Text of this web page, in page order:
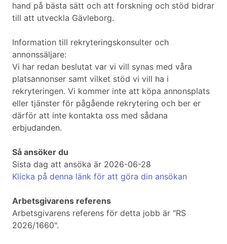
hand på bästa sätt och att forskning och stöd bidrar
till att utveckla Gävleborg.
Information till rekryteringskonsulter och
annonssäljare:
Vi har redan beslutat var vi vill synas med våra
platsannonser samt vilket stöd vi vill ha i
rekryteringen. Vi kommer inte att köpa annonsplats
eller tjänster för pågående rekrytering och ber er
därför att inte kontakta oss med sådana
erbjudanden.
Så ansöker du
Sista dag att ansöka är 2026-06-28
Klicka på denna länk för att göra din ansökan
Arbetsgivarens referens
Arbetsgivarens referens för detta jobb är "RS
2026/1660".